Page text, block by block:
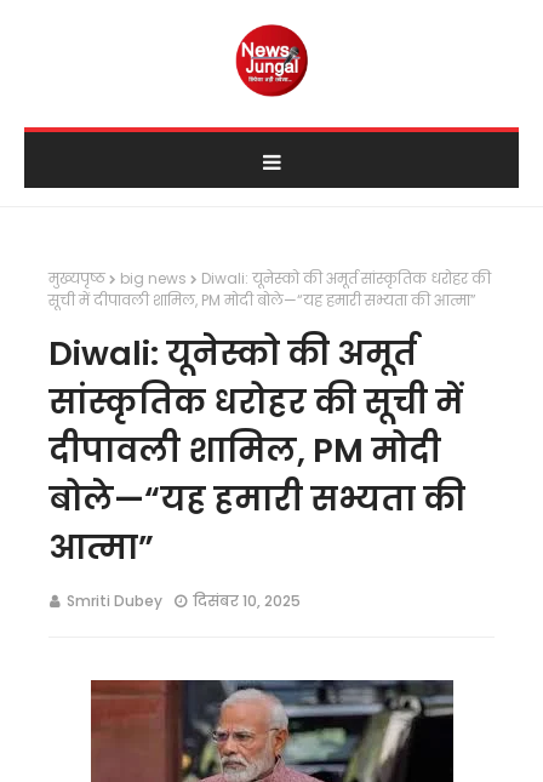
मुख्यपृष्ठ big news
Diwali: यूनेस्को की अमूर्त सांस्कृतिक धरोहर की
सूची में दीपावली शामिल, PM मोदी बोले—“यह हमारी सभ्यता की आत्मा”
Diwali: यूनेस्को की अमूर्त
सांस्कृतिक धरोहर की सूची में
दीपावली शामिल, PM मोदी
बोले—“यह हमारी सभ्यता की
आत्मा”
Smriti Dubey दिसंबर 10, 2025